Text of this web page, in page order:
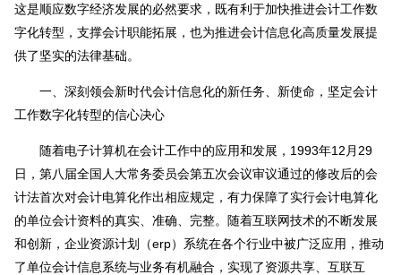
这是顺应数字经济发展的必然要求，既有利于加快推进会计工作数
字化转型，支撑会计职能拓展，也为推进会计信息化高质量发展提
供了坚实的法律基础。
一、深刻领会新时代会计信息化的新任务、新使命，坚定会计
工作数字化转型的信心决心
随着电子计算机在会计工作中的应用和发展，1993年12月29
日，第八届全国人大常务委员会第五次会议审议通过的修改后的会
计法首次对会计电算化作出相应规定，有力保障了实行会计电算化
的单位会计资料的真实、准确、完整。随着互联网技术的不断发展
和创新，企业资源计划（erp）系统在各个行业中被广泛应用，推动
了单位会计信息系统与业务有机融合，实现了资源共享、互联互